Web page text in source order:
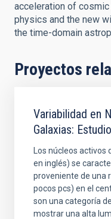
acceleration of
physics and the new
the time-domain
Proyectos
Variabilidad en
Galaxias:
Los núcleos activos
en inglés) se
proveniente de una
pocos pcs) en el
son una categoría
mostrar una alta